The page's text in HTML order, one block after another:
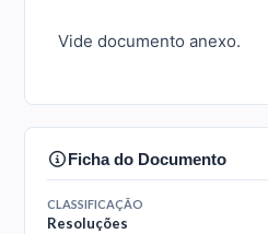
Vide documento anexo.
Ficha do Documento
CLASSIFICAÇÃO
Resoluções